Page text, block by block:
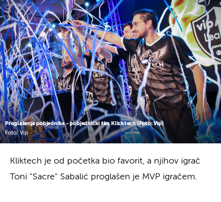
Proglašenje pobjednika - pobjednički tim Klicktech (Foto: Vip)
Foto: Vip
Kliktech je od početka bio favorit, a njihov igrač
Toni "Sacre" Sabalić proglašen je MVP igračem.